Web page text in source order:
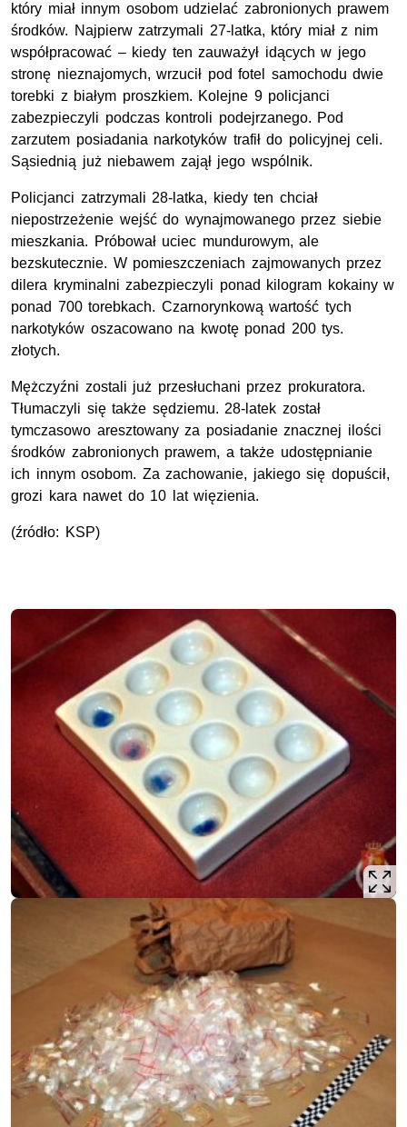
który miał innym osobom udzielać zabronionych prawem
środków. Najpierw zatrzymali 27-latka, który miał z nim
współpracować – kiedy ten zauważył idących w jego
stronę nieznajomych, wrzucił pod fotel samochodu dwie
torebki z białym proszkiem. Kolejne 9 policjanci
zabezpieczyli podczas kontroli podejrzanego. Pod
zarzutem posiadania narkotyków trafił do policyjnej celi.
Sąsiednią już niebawem zajął jego wspólnik.
Policjanci zatrzymali 28-latka, kiedy ten chciał
niepostrzeżenie wejść do wynajmowanego przez siebie
mieszkania. Próbował uciec mundurowym, ale
bezskutecznie. W pomieszczeniach zajmowanych przez
dilera kryminalni zabezpieczyli ponad kilogram kokainy w
ponad 700 torebkach. Czarnorynkową wartość tych
narkotyków oszacowano na kwotę ponad 200 tys.
złotych.
Mężczyźni zostali już przesłuchani przez prokuratora.
Tłumaczyli się także sędziemu. 28-latek został
tymczasowo aresztowany za posiadanie znacznej ilości
środków zabronionych prawem, a także udostępnianie
ich innym osobom. Za zachowanie, jakiego się dopuścił,
grozi kara nawet do 10 lat więzienia.
(źródło: KSP)